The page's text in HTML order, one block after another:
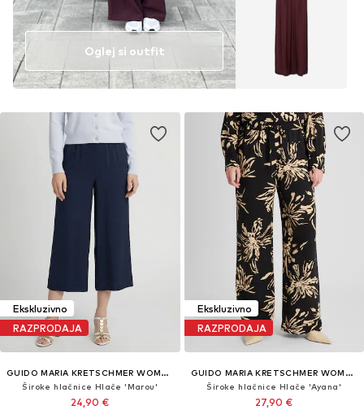
Oglej si outfit
Ekskluzivno
RAZPRODAJA
GUIDO MARIA KRETSCHMER WOMEN
Široke hlačnice Hlače 'Marou'
24,90 €
Ekskluzivno
RAZPRODAJA
GUIDO MARIA KRETSCHMER WOMEN
Široke hlačnice Hlače 'Ayana'
27,90 €